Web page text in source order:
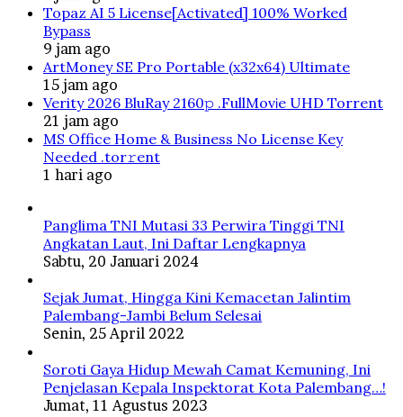
Topaz AI 5 License[Activated] 100% Worked
Bypass
9 jam ago
ArtMoney SE Pro Portable (x32x64) Ultimate
15 jam ago
Verity 2026 BluRay 2160𝚙 .FullMov𝗂e UHD Torrent
21 jam ago
MS Office Home & Business No License Key
Needed .tоr𝚛еnt
1 hari ago
Panglima TNI Mutasi 33 Perwira Tinggi TNI
Angkatan Laut, Ini Daftar Lengkapnya
Sabtu, 20 Januari 2024
Sejak Jumat, Hingga Kini Kemacetan Jalintim
Palembang-Jambi Belum Selesai
Senin, 25 April 2022
Soroti Gaya Hidup Mewah Camat Kemuning, Ini
Penjelasan Kepala Inspektorat Kota Palembang…!
Jumat, 11 Agustus 2023